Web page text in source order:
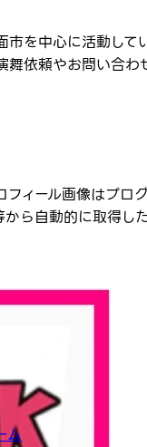
市を中心に活動して
舞依頼やお問い合わ
ィール画像はプロ
ら自動的に取得し
ム